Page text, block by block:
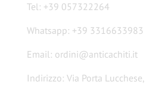
Tel: +39 057322264
Whatsapp: +39 3316633983
Email: ordini@anticachiti.it
Indirizzo: Via Porta Lucchese,